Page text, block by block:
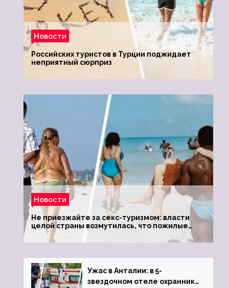
Новости
Российских туристов в Турции поджидает
неприятный сюрприз
Новости
Не приезжайте за секс-туризмом: власти
целой страны возмутилась, что пожилые
туристки массово едут к ним, чтобы
обзавестись молодыми любовниками
Ужас в Анталии: в 5-
звездочном отеле охранник